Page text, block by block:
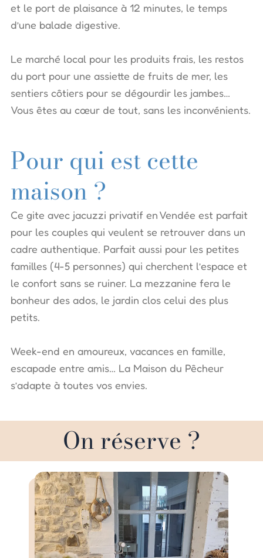
et le port de plaisance à 12 minutes, le temps
d’une balade digestive.
Le marché local pour les produits frais, les restos
du port pour une assiette de fruits de mer, les
sentiers côtiers pour se dégourdir les jambes…
Vous êtes au cœur de tout, sans les inconvénients.
Pour qui est cette
maison ?
Ce gite avec jacuzzi privatif en Vendée est parfait
pour les couples qui veulent se retrouver dans un
cadre authentique. Parfait aussi pour les petites
familles (4-5 personnes) qui cherchent l’espace et
le confort sans se ruiner. La mezzanine fera le
bonheur des ados, le jardin clos celui des plus
petits.
Week-end en amoureux, vacances en famille,
escapade entre amis… La Maison du Pêcheur
s’adapte à toutes vos envies.
On réserve ?